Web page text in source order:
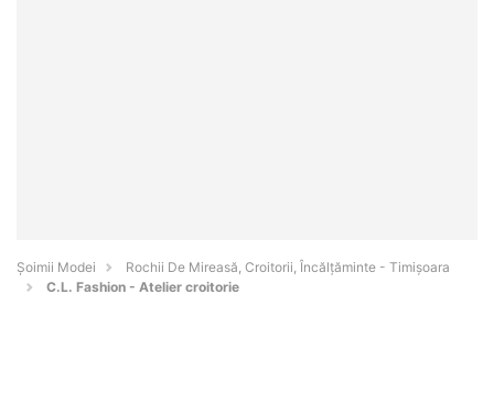
Șoimii Modei
Rochii De Mireasă, Croitorii, Încălțăminte - Timişoara
C.L. Fashion - Atelier croitorie